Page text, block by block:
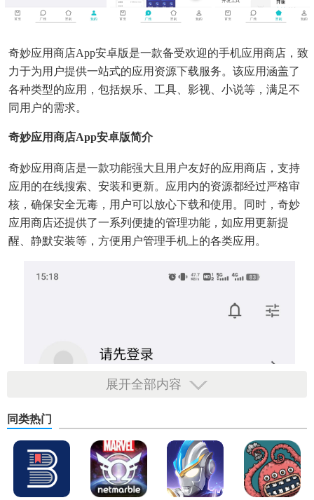
奇妙应用商店app安卓版是一款备受欢迎的手机应用商店，致
力于为用户提供一站式的应用资源下载服务。该应用涵盖了
各种类型的应用，包括娱乐、工具、影视、小说等，满足不
同用户的需求。
奇妙应用商店app安卓版简介
奇妙应用商店是一款功能强大且用户友好的应用商店，支持
应用的在线搜索、安装和更新。应用内的资源都经过严格审
核，确保安全无毒，用户可以放心下载和使用。同时，奇妙
应用商店还提供了一系列便捷的管理功能，如应用更新提
醒、静默安装等，方便用户管理手机上的各类应用。
展开全部内容
同类热门